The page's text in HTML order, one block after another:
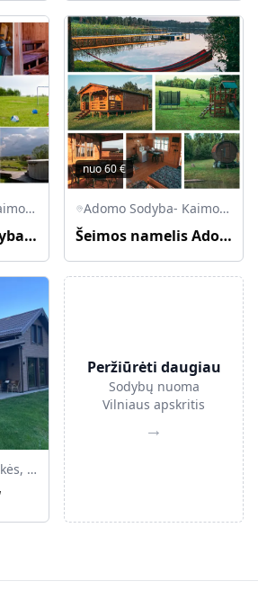
Adomo Sodyba- Kaimo turizmas, Vilniaus r. sav., Lietuva
www.adomosodyba.lt
nuo60€
Adomo Sodyba- Kaimo turizmas, Vilniaus r. sav., Lietuva
Šeimos namelis Adomo sodyboje
Ežero g. 74, Žudiškės, Vilniaus r. sav.
Peržiūrėti daugiau
Sodybų nuoma
Vilniaus apskritis
→